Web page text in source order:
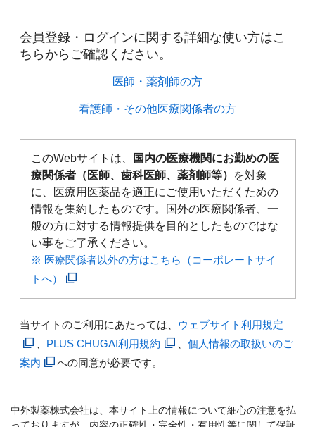
会員登録・ログインに関する詳細な使い方はこ
ちらからご確認ください。​
医師・薬剤師の方​
看護師・その他医療関係者の方​
このWebサイトは、
国内の医療機関にお勤めの医
療関係者（医師、歯科医師、薬剤師等）
を対象
に、医療用医薬品を適正にご使用いただくための
情報を集約したものです。国外の医療関係者、一
般の方に対する情報提供を目的としたものではな
い事をご了承ください。
※ 医療関係者以外の方はこちら（コーポレートサイ
トへ）
当サイトのご利用にあたっては、 ウェブサイト利用規定
PLUS CHUGAI利用規約
個人情報の取扱いのご
案内
への同意が必要です。
中外製薬株式会社は、本サイト上の情報について細心の注意を払
っておりますが、内容の正確性・完全性・有用性等に関して保証